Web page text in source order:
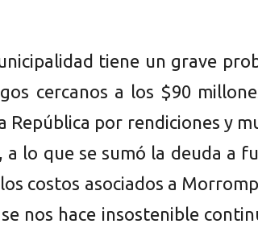
tiene un grave
cercanos a los $90
República por rendiciones y
a lo que se sumó la deuda a
costos asociados a
nos hace insostenible